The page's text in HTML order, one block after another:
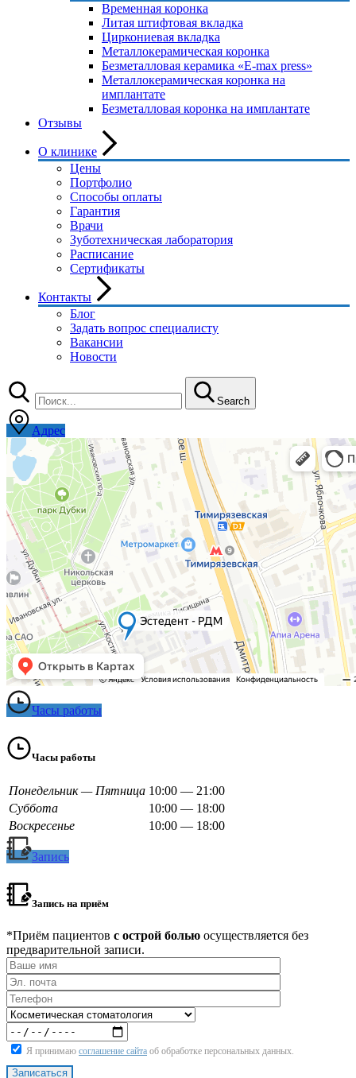
Временная коронка
Литая штифтовая вкладка
Циркониевая вкладка
Металлокерамическая коронка
Безметалловая керамика «E-max press»
Металлокерамическая коронка на
имплантате
Безметалловая коронка на имплантате
Отзывы
О клинике
Цены
Портфолио
Способы оплаты
Гарантия
Врачи
Зуботехническая лаборатория
Расписание
Сертификаты
Контакты
Блог
Задать вопрос специалисту
Вакансии
Новости
Search
Адрес
Часы работы
Часы работы
Понедельник — Пятница 10:00 — 21:00
Суббота
10:00 — 18:00
Воскресенье
10:00 — 18:00
Запись
Запись на приём
*Приём пациентов с острой болью осуществляется без
предварительной записи.
Я принимаю соглашение сайта об обработке персональных данных.